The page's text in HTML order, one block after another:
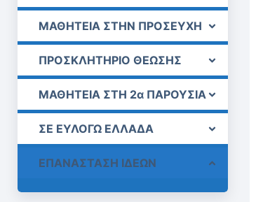
ΜΑΘΗΤΕΙΑ ΣΤΗΝ ΠΡΟΣΕΥΧΗ
ΠΡΟΣΚΛΗΤΗΡΙΟ ΘΕΩΣΗΣ
ΜΑΘΗΤΕΙΑ ΣΤΗ 2α ΠΑΡΟΥΣΙΑ
ΣΕ ΕΥΛΟΓΩ ΕΛΛΑΔΑ
ΕΠΑΝΑΣΤΑΣΗ ΙΔΕΩΝ